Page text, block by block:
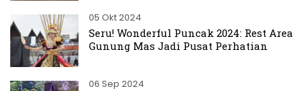
05 Okt 2024
Seru! Wonderful Puncak 2024: Rest Area
Gunung Mas Jadi Pusat Perhatian
06 Sep 2024